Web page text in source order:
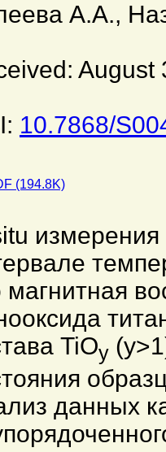
А.А.,
August
10.7868/
(194.8K)
магнитная
TiOy
данных